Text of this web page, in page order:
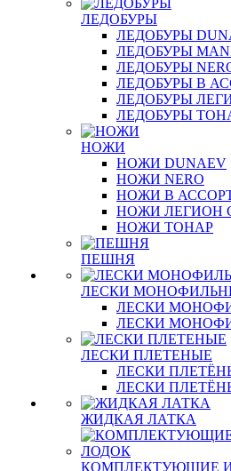
ЛЕДОБУРЫ
ЛЕДОБУРЫ
ЛЕДОБУРЫ
ЛЕДОБУРЫ
ЛЕДОБУРЫ В
ЛЕДОБУРЫ
ЛЕДОБУРЫ
НОЖИ
НОЖИ DUNAEV
НОЖИ NERO
НОЖИ В
НОЖИ ЛЕГИОН
НОЖИ ТОНАР
ПЕШНЯ
ЛЕСКИ
ЛЕСКИ
ЛЕСКИ
ЛЕСКИ ПЛЕТЕНЫЕ
ЛЕСКИ
ЛЕСКИ
ЖИДКАЯ ЛАТКА
КОМПЛЕКТУЮЩИЕ